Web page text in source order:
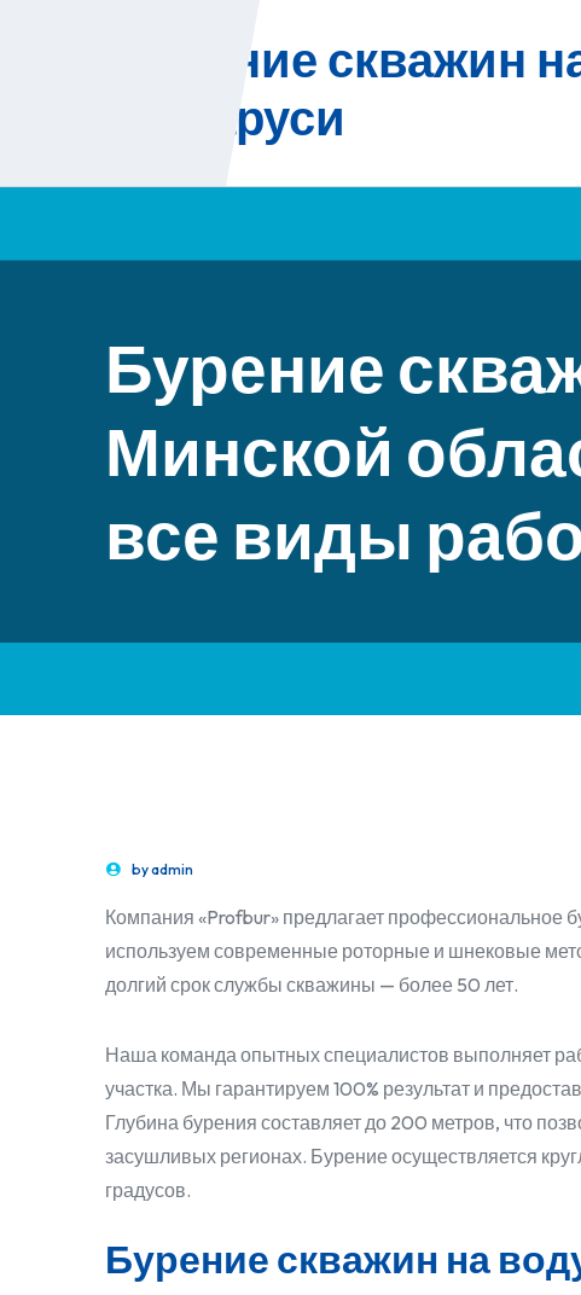
Бурение скважин
Беларуси
Бурение
Минской
все виды
byadmin
Компания «Profbur» предлагает профессиональное
используем современные роторные и шнековые
долгий срок службы скважины — более 50 лет.
Наша команда опытных специалистов выполняет
участка. Мы гарантируем 100% результат и
Глубина бурения составляет до 200 метров, что
засушливых регионах. Бурение осуществляется
градусов.
Бурение скважин на